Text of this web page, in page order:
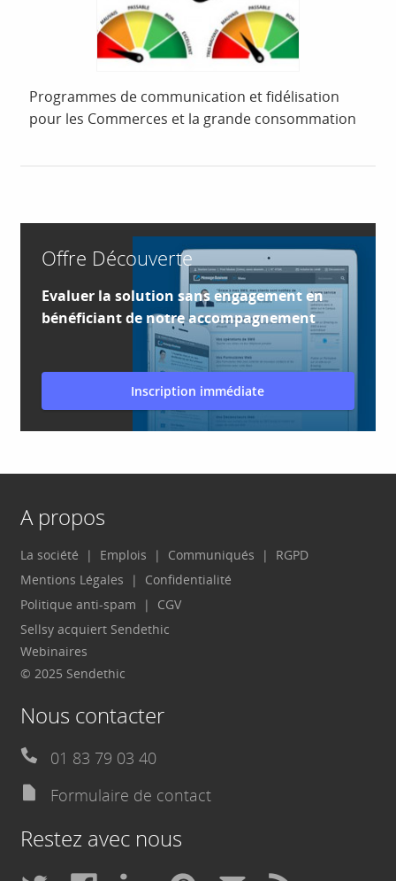
Programmes de communication et fidélisation
pour les Commerces et la grande consommation
Offre Découverte
Evaluer la solution sans engagement en
bénéficiant de notre accompagnement
Inscription immédiate
A propos
La société Emplois Communiqués
RGPD
Mentions Légales
Confidentialité
Politique anti-spam
CGV
Sellsy acquiert Sendethic
Webinaires
© 2025 Sendethic
Nous contacter
01 83 79 03 40
Formulaire de contact
Restez avec nous